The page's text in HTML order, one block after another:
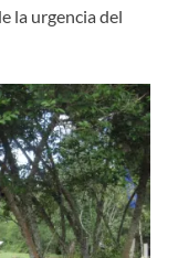
la urgencia del